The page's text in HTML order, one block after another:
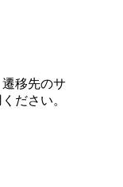
移先のサ
ださい。